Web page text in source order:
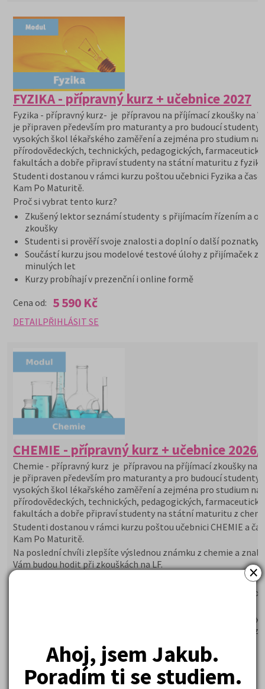
×
Ahoj, jsem Jakub.
Poradím ti se studiem.
FYZIKA - přípravný kurz + učebnice 2027
Fyzika - přípravný kurz- je přípravou na příjímací zkoušky na
je připraven především pro maturanty a pro budoucí studenty
vysokých škol lékařského zaměření a zejména pro studium na
přírodovědeckých, technických, pedagogických,
fakultách a dobře připraví studenty na státní maturitu z fyziky.
Studenti dostanou v rámci kurzu poštou učebnici Fyzika a
Kam Po Maturitě.
Proč si vybrat tento kurz?
Zkušený lektor seznámí studenty s přijímacím řízením a
zkoušky
Studenti si prověří svoje znalosti a doplní o další poznatky
Součástí kurzu jsou modelové testové úlohy z přijímaček z
minulých let
Kurzy probíhají v prezenční i online formě
Cena od: 5 590 Kč
DETAILPŘIHLÁSIT SE
CHEMIE - přípravný kurz + učebnice 2026/
Chemie - přípravný kurz je přípravou na příjímací zkoušky na
je připraven především pro maturanty a pro budoucí studenty
vysokých škol lékařského zaměření a zejména pro studium na
přírodovědeckých, technických, pedagogických,
fakultách a dobře připraví studenty na státní maturitu z
Studenti dostanou v rámci kurzu poštou učebnici CHEMIE a
Kam Po Maturitě.
Na poslední chvíli zlepšíte výslednou známku z chemie a
Vám budou hodit při zkouškách na LF.
Zkušený lektor seznámí studenty s přijímacím řízením a
Studenti si prověří svoje znalosti a doplní o další poznatky
Součástí kurzu jsou modelové testové úlohy z přijímaček z
Kurzy probíhají v prezenční i online formě
Cena od:
5 590 Kč